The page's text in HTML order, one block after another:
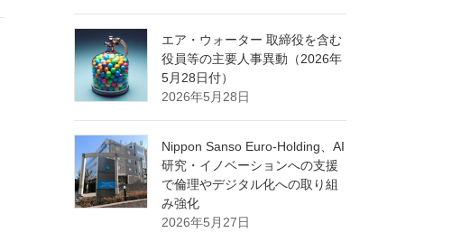
エア・ウォーター 取締役を含む
役員等の主要人事異動（2026年
5月28日付）
2026年5月28日
Nippon Sanso Euro-Holding、AI
研究・イノベーションへの支援
で倫理やデジタル化への取り組
み強化
2026年5月27日